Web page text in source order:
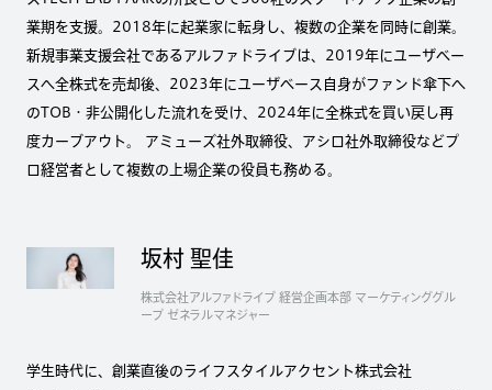
業期を支援。2018年に起業家に転身し、複数の企業を同時に創業。
新規事業支援会社であるアルファドライブは、2019年にユーザベー
スへ全株式を売却後、2023年にユーザベース自身がファンド傘下へ
のTOB・非公開化した流れを受け、2024年に全株式を買い戻し再
度カーブアウト。 アミューズ社外取締役、アシロ社外取締役などプ
ロ経営者として複数の上場企業の役員も務める。
坂村 聖佳
株式会社アルファドライブ 経営企画本部 マーケティンググル
ープ ゼネラルマネジャー
学生時代に、創業直後のライフスタイルアクセント株式会社